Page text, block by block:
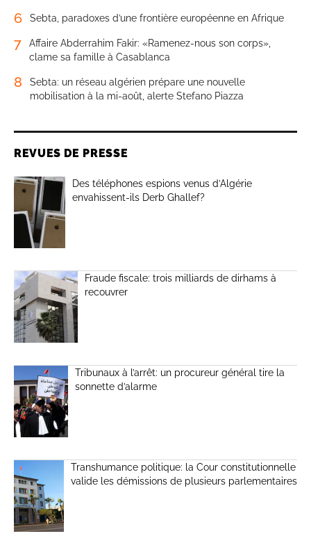
6 Sebta, paradoxes d’une frontière européenne en Afrique
7
Affaire Abderrahim Fakir: «Ramenez-nous son corps»,
clame sa famille à Casablanca
8
Sebta: un réseau algérien prépare une nouvelle
mobilisation à la mi-août, alerte Stefano Piazza
REVUES DE PRESSE
Des téléphones espions venus d’Algérie
envahissent-ils Derb Ghallef?
Fraude fiscale: trois milliards de dirhams à
recouvrer
Tribunaux à l’arrêt: un procureur général tire la
sonnette d’alarme
Transhumance politique: la Cour constitutionnelle
valide les démissions de plusieurs parlementaires